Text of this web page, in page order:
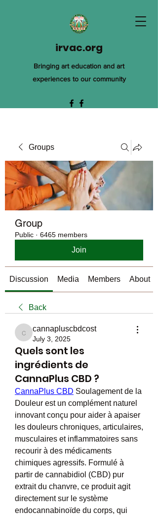
irvac.org
Bringing art education and art
experiences to our community
Groups
Group
Public · 6465 members
Join
Discussion Media Members About
Back
cannapluscbdcost
cannapluscbdcost
July 3, 2025
Quels sont les
ingrédients de
CannaPlus CBD ?
CannaPlus CBD Soulagement de la
Douleur est un complément naturel
innovant conçu pour aider à apaiser
les douleurs chroniques, articulaires,
musculaires et inflammatoires sans
recourir à des médicaments
chimiques agressifs. Formulé à
partir de cannabidiol (CBD) pur
extrait du chanvre, ce produit agit
directement sur le système
endocannabinoïde du corps, qui